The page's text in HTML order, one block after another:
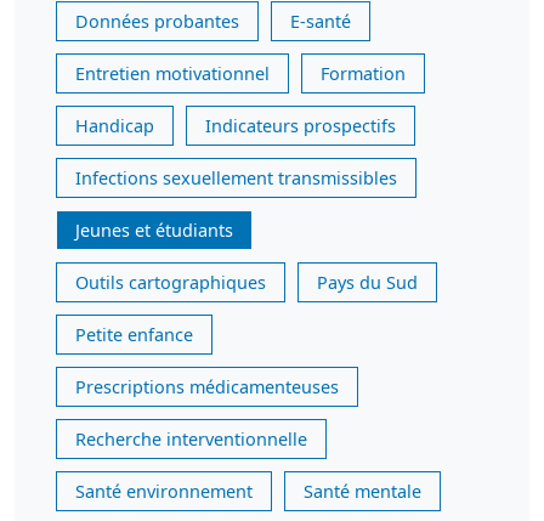
Données probantes E-santé
Entretien motivationnel Formation
Handicap Indicateurs prospectifs
Infections sexuellement transmissibles
Jeunes et étudiants
Outils cartographiques Pays du Sud
Petite enfance
Prescriptions médicamenteuses
Recherche interventionnelle
Santé environnement Santé mentale